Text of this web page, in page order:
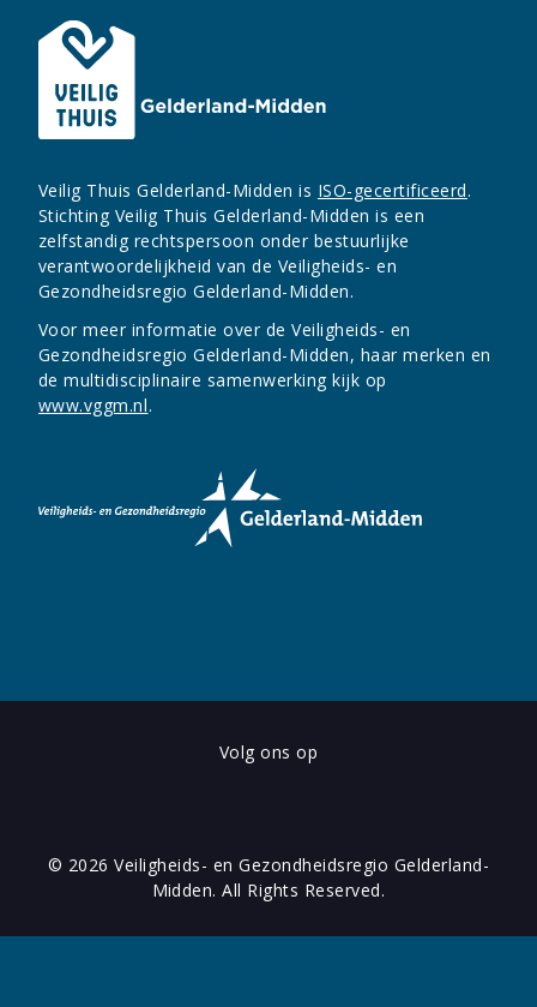
Veilig Thuis Gelderland-Midden is ISO-gecertificeerd.
Stichting Veilig Thuis Gelderland-Midden is een
zelfstandig rechtspersoon onder bestuurlijke
verantwoordelijkheid van de Veiligheids- en
Gezondheidsregio Gelderland-Midden.
Voor meer informatie over de Veiligheids- en
Gezondheidsregio Gelderland-Midden, haar merken en
de multidisciplinaire samenwerking kijk op
www.vggm.nl.
Volg ons op
© 2026 Veiligheids- en Gezondheidsregio Gelderland-
Midden. All Rights Reserved.